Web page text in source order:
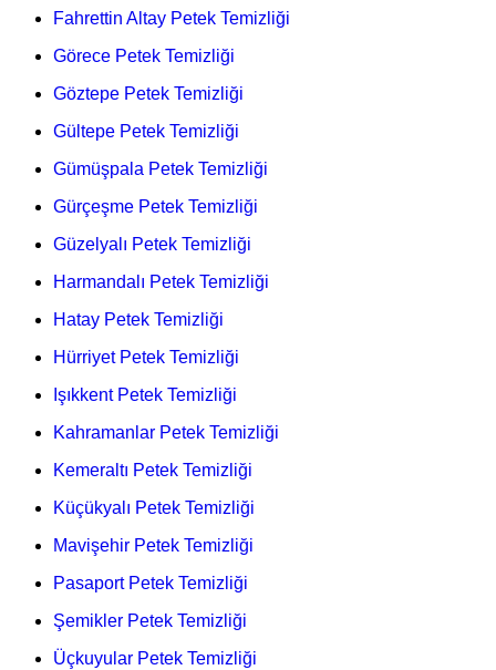
Fahrettin Altay Petek Temizliği
Görece Petek Temizliği
Göztepe Petek Temizliği
Gültepe Petek Temizliği
Gümüşpala Petek Temizliği
Gürçeşme Petek Temizliği
Güzelyalı Petek Temizliği
Harmandalı Petek Temizliği
Hatay Petek Temizliği
Hürriyet Petek Temizliği
Işıkkent Petek Temizliği
Kahramanlar Petek Temizliği
Kemeraltı Petek Temizliği
Küçükyalı Petek Temizliği
Mavişehir Petek Temizliği
Pasaport Petek Temizliği
Şemikler Petek Temizliği
Üçkuyular Petek Temizliği